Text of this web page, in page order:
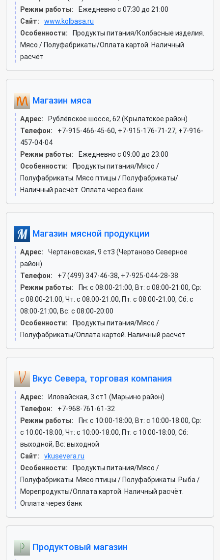
Режим работы:
Ежедневно с 07:30 до 21:00
Сайт:
www.kolbasa.ru
Особенности:
Продукты питания/Колбасные изделия.
Мясо / Полуфабрикаты/Оплата картой. Наличный
расчёт
Магазин мяса
Адрес:
Рублёвское шоссе, 62 (Крылатское район)
Телефон:
+7-915-466-45-60, +7-915-176-71-27, +7-916-
457-04-04
Режим работы:
Ежедневно с 09:00 до 23:00
Особенности:
Продукты питания/Мясо /
Полуфабрикаты. Мясо птицы / Полуфабрикаты/
Наличный расчёт. Оплата через банк
Магазин мясной продукции
Адрес:
Чертановская, 9 ст3 (Чертаново Северное
район)
Телефон:
+7 (499) 347-46-38, +7-925-044-28-38
Режим работы:
Пн: c 08:00-21:00, Вт: c 08:00-21:00, Ср:
c 08:00-21:00, Чт: c 08:00-21:00, Пт: c 08:00-21:00, Сб: c
08:00-21:00, Вс: c 08:00-20:00
Особенности:
Продукты питания/Мясо /
Полуфабрикаты/Оплата картой. Наличный расчёт
Вкус Севера, торговая компания
Адрес:
Иловайская, 3 ст1 (Марьино район)
Телефон:
+7-968-761-61-32
Режим работы:
Пн: c 10:00-18:00, Вт: c 10:00-18:00, Ср:
c 10:00-18:00, Чт: c 10:00-18:00, Пт: c 10:00-18:00, Сб:
выходной, Вс: выходной
Сайт:
vkusevera.ru
Особенности:
Продукты питания/Мясо /
Полуфабрикаты. Мясо птицы / Полуфабрикаты. Рыба /
Морепродукты/Оплата картой. Наличный расчёт.
Оплата через банк
Продуктовый магазин